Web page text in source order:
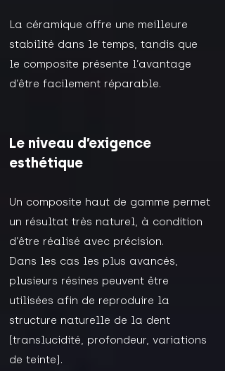
La céramique offre une meilleure
stabilité dans le temps, tandis que
le composite présente l’avantage
d’être facilement réparable.
Le niveau d’exigence
esthétique
Un composite haut de gamme permet
un résultat très naturel, à condition
d’être réalisé avec précision.
Dans les cas les plus avancés,
plusieurs résines peuvent être
utilisées afin de reproduire la
structure naturelle de la dent
(translucidité, profondeur, variations
de teinte).